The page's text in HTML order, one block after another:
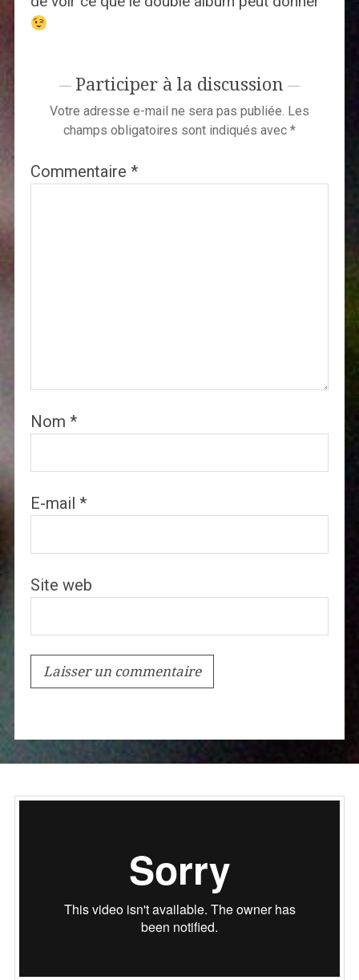
Participer à la discussion
Votre adresse e-mail ne sera pas publiée. Les
champs obligatoires sont indiqués avec *
Commentaire *
Nom *
E-mail *
Site web